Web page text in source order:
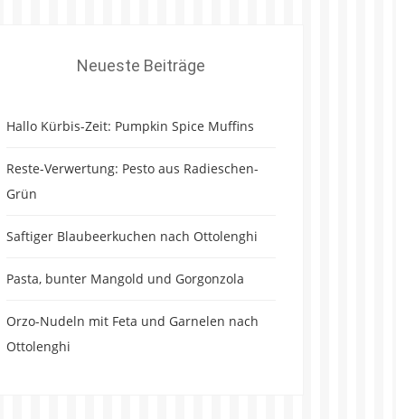
Neueste Beiträge
Hallo Kürbis-Zeit: Pumpkin Spice Muffins
Reste-Verwertung: Pesto aus Radieschen-
Grün
Saftiger Blaubeerkuchen nach Ottolenghi
Pasta, bunter Mangold und Gorgonzola
Orzo-Nudeln mit Feta und Garnelen nach
Ottolenghi